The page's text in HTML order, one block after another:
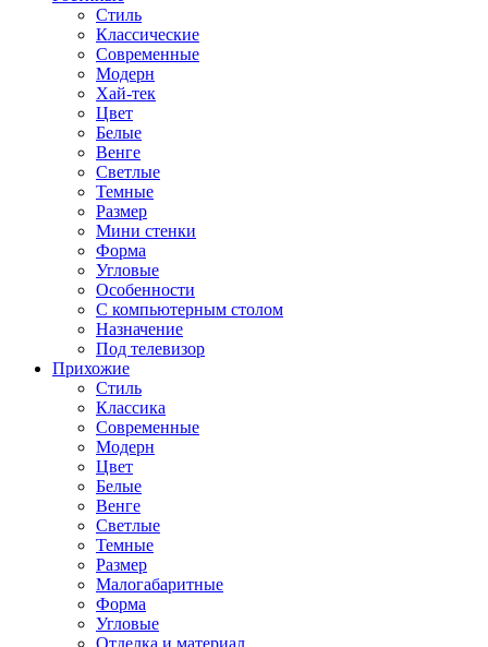
Стиль
Классические
Современные
Модерн
Хай-тек
Цвет
Белые
Венге
Светлые
Темные
Размер
Мини стенки
Форма
Угловые
Особенности
С компьютерным столом
Назначение
Под телевизор
Прихожие
Стиль
Классика
Современные
Модерн
Цвет
Белые
Венге
Светлые
Темные
Размер
Малогабаритные
Форма
Угловые
Отделка и материал